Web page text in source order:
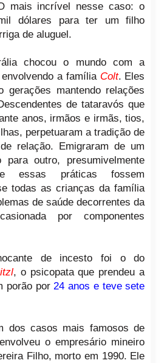
mais incrível nesse caso: o
dólares para ter um filho
de aluguel.
chocou o mundo com a
a família Colt. Eles
gerações mantendo relações
de tataravós que
anos, irmãos e irmãs, tios,
perpetuaram a tradição de
relação. Emigraram de um
para outro, presumivelmente
essas práticas fossem
todas as crianças da família
de saúde decorrentes da
por componentes
de incesto foi o do
, o psicopata que prendeu a
porão por24 anos e teve sete
dos casos mais famosos de
o empresário mineiro
Filho, morto em 1990. Ele